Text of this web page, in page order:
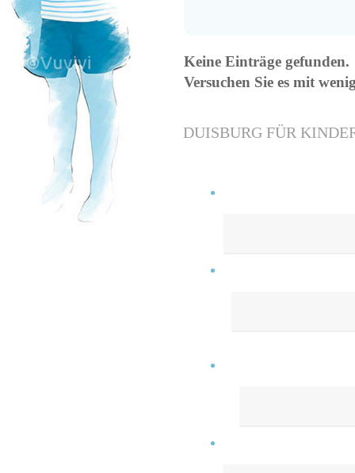
Keine Einträge gefunden.
Versuchen Sie es mit
DUISBURG FÜR